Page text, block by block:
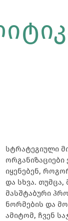
სტრატეგიული
იყენებენ,
და სხვა.
მასშტაბური
ნორმების და
ამიტომ, ჩვენ